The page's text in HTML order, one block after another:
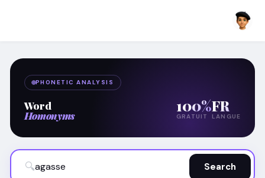
PHONETIC ANALYSIS
Word
Homonyms
100%
GRATUIT
FR
LANGUE
🔍 Search